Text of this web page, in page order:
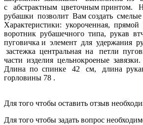
с абстрактным цветочным принтом.
рубашки позволит Вам создать
Характеристики: укороченная,
воротник рубашечного типа, рукав
пуговичка и элемент для удержания
застежка центральная на петли
части изделия цельнокроеные завязки.
Длина по спинке 42 см, длина
горловины 78 .
Для того чтобы оставить отзыв
Для того чтобы задать вопрос